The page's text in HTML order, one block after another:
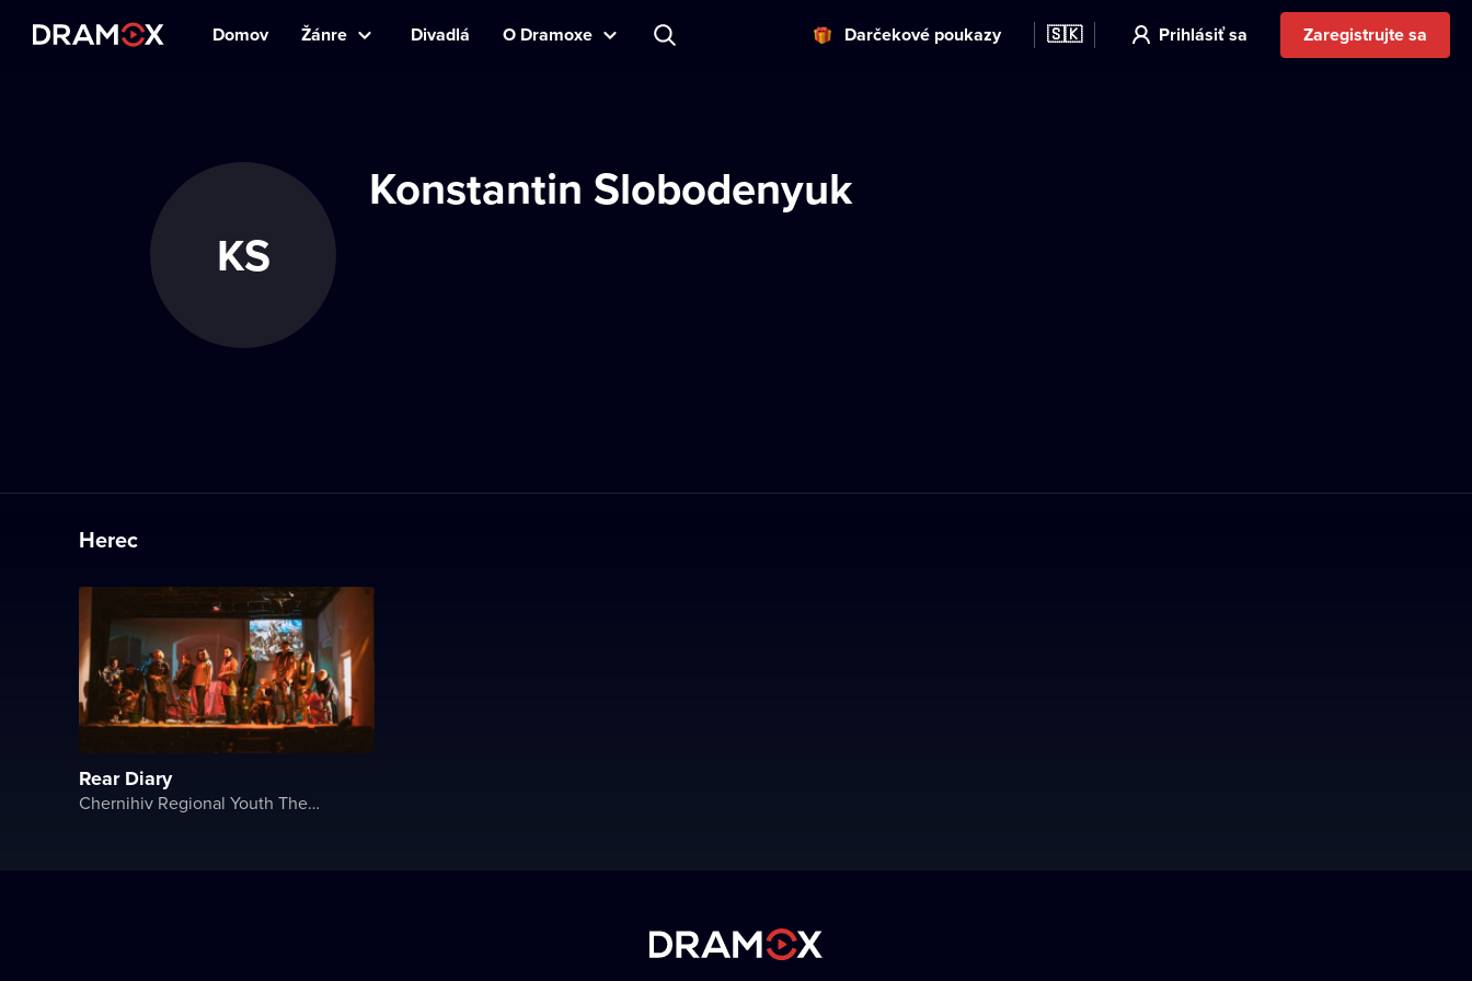
Domov Žánre Divadlá O Dramoxe Darčekové poukazy 🇸🇰 Prihlásiť sa Zaregistrujte sa
KS
Konstantin Slobodenyuk
Herec
Rear Diary
Chernihiv Regional Youth Theater